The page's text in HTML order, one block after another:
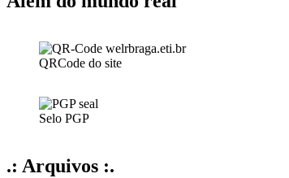
/var/cache/debconf/config.dat
by
another
Resource
temporarily
QRCode do site
Selo PGP
.: Arquivos :.